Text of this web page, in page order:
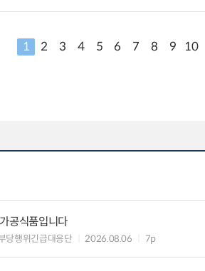
1 2 3 4 5 6 7 8 9 10
공식품입니다
당행위긴급대응단 2026.08.06 7p